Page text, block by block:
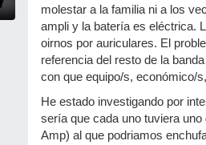
molestar a la familia ni a los
ampli y la batería es eléctrica.
oirnos por auriculares. El
referencia del resto de la
con que equipo/s, económico/
He estado investigando por
sería que cada uno tuviera
Amp) al que podriamos